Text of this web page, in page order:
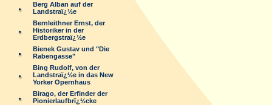
Berg Alban auf der
Landstraï¿½e
Bernleithner Ernst, der
Historiker in der
Erdbergstraï¿½e
Bienek Gustav und "Die
Rabengasse"
Bing Rudolf, von der
Landstraï¿½e in das New
Yorker Opernhaus
Birago, der Erfinder der
Pionierlaufbrï¿½cke